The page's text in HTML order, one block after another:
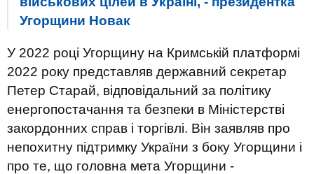
Угорщини Новак
У 2022 році Угорщину на Кримській платформі
2022 року представляв державний секретар
Петер Старай, відповідальний за політику
енергопостачання та безпеки в Міністерстві
закордонних справ і торгівлі. Він заявляв про
непохитну підтримку України з боку Угорщини і
про те, що головна мета Угорщини -